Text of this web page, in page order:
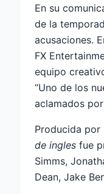
En su
de la
acusaciones.
FX
equipo
“Uno de los
aclamados
Producida por
de ingles fue
Simms,
Dean, Jake